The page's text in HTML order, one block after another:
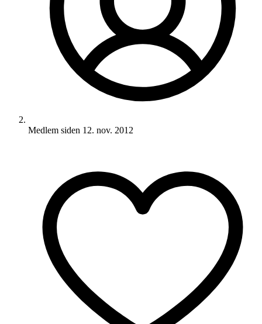
Medlem siden 12. nov. 2012